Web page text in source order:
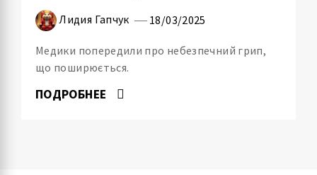
Лидия Гапчук 18/03/2025
Медики попередили про небезпечний грип,
що поширюється.
ПОДРОБНЕЕ